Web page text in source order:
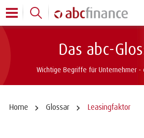
Das abc-
Wichtige Begriffe für Unternehmer -
Home Glossar Leasingfaktor